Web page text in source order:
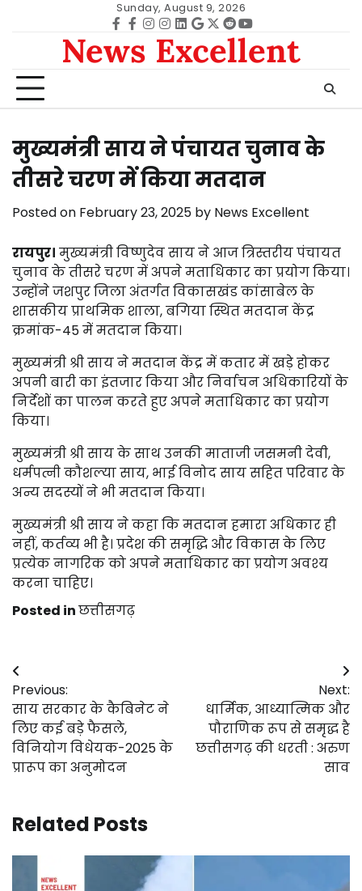
Sunday, August 9, 2026
Facebook
facebook
Instagram
instagram
Linkedin
google
Twitter
redditYoutube
News Excellent
मुख्यमंत्री साय ने पंचायत चुनाव के
तीसरे चरण में किया मतदान
Posted on February 23, 2025 by News Excellent
रायपुर। मुख्यमंत्री विष्णुदेव साय ने आज त्रिस्तरीय पंचायत
चुनाव के तीसरे चरण में अपने मताधिकार का प्रयोग किया।
उन्होंने जशपुर जिला अंतर्गत विकासखंड कांसाबेल के
शासकीय प्राथमिक शाला, बगिया स्थित मतदान केंद्र
क्रमांक-45 में मतदान किया।
मुख्यमंत्री श्री साय ने मतदान केंद्र में कतार में खड़े होकर
अपनी बारी का इंतजार किया और निर्वाचन अधिकारियों के
निर्देशों का पालन करते हुए अपने मताधिकार का प्रयोग
किया।
मुख्यमंत्री श्री साय के साथ उनकी माताजी जसमनी देवी,
धर्मपत्नी कौशल्या साय, भाई विनोद साय सहित परिवार के
अन्य सदस्यों ने भी मतदान किया।
मुख्यमंत्री श्री साय ने कहा कि मतदान हमारा अधिकार ही
नहीं, कर्तव्य भी है। प्रदेश की समृद्धि और विकास के लिए
प्रत्येक नागरिक को अपने मताधिकार का प्रयोग अवश्य
करना चाहिए।
Posted inछत्तीसगढ़
Post
navigation
Previous:
साय सरकार के कैबिनेट ने
लिए कई बड़े फैसले,
विनियोग विधेयक-2025 के
प्रारूप का अनुमोदन
Next:
धार्मिक, आध्यात्मिक और
पौराणिक रूप से समृद्ध है
छत्तीसगढ़ की धरती : अरुण
साव
Related Posts